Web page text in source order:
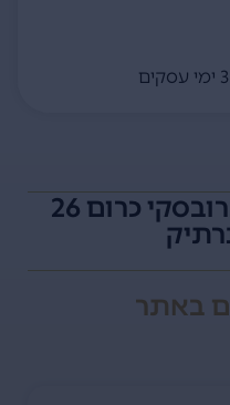
פולטקס פותחן סברובסקי כרום 26
באתר